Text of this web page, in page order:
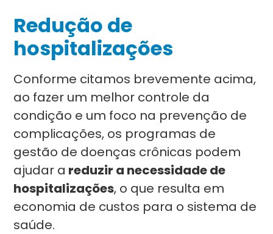
Redução de
hospitalizações
Conforme citamos brevemente acima,
ao fazer um melhor controle da
condição e um foco na prevenção de
complicações, os programas de
gestão de doenças crônicas podem
ajudar a reduzir a necessidade de
hospitalizações, o que resulta em
economia de custos para o sistema de
saúde.